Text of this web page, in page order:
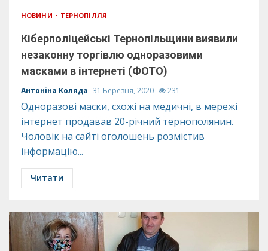
НОВИНИ ТЕРНОПІЛЛЯ
Кіберполіцейські Тернопільщини виявили
незаконну торгівлю одноразовими
масками в інтернеті (ФОТО)
Антоніна Коляда 31 Березня, 2020 231
Одноразові маски, схожі на медичні, в мережі
інтернет продавав 20-річний тернополянин.
Чоловік на сайті оголошень розмістив
інформацію...
Читати